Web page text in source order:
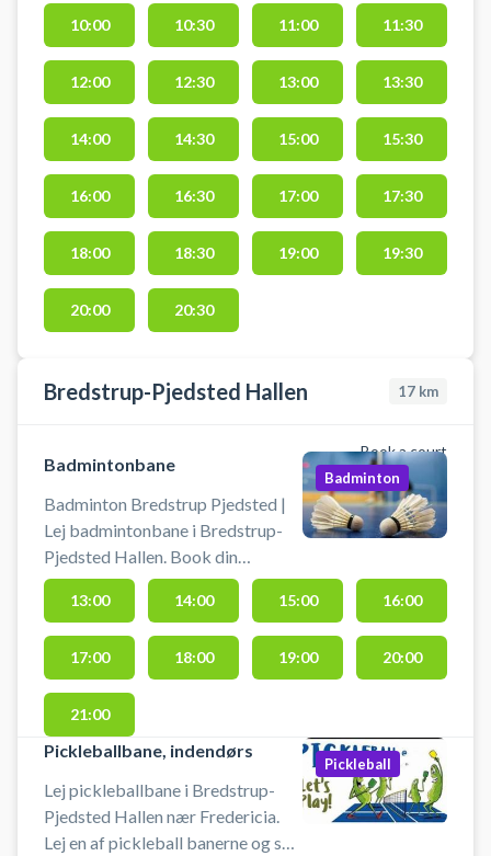
Pjedsted ikke langt fra Fredericia.
ved Fredericia på grusbanerne ved
BPI Tennis. Der er gratis
parkeringsmuligheder ved
tennisanlægget på
parkeringspladsen mellem hallen
og skolen.
10:00 10:30 11:00 11:30
12:00 12:30 13:00 13:30
14:00 14:30 15:00 15:30
16:00 16:30 17:00 17:30
18:00 18:30 19:00 19:30
20:00 20:30
Bredstrup-Pjedsted Hallen 17 km
Book a court
Badmintonbane
Badminton Bredstrup Pjedsted |
Lej badmintonbane i Bredstrup-
Pjedsted Hallen. Book din
badminton og spil badminton i
Bredstrup på en af
badmintonbanerne i hallen ved
byerne Pjedsted og Bredstrup.
Der er gratis parkering ved hallen.
Badminton
13:00 14:00 15:00 16:00
17:00 18:00 19:00 20:00
21:00
Pickleballbane, indendørs
Lej pickleballbane i Bredstrup-
Pjedsted Hallen nær Fredericia.
Lej en af pickleball banerne og spil
Pickleball